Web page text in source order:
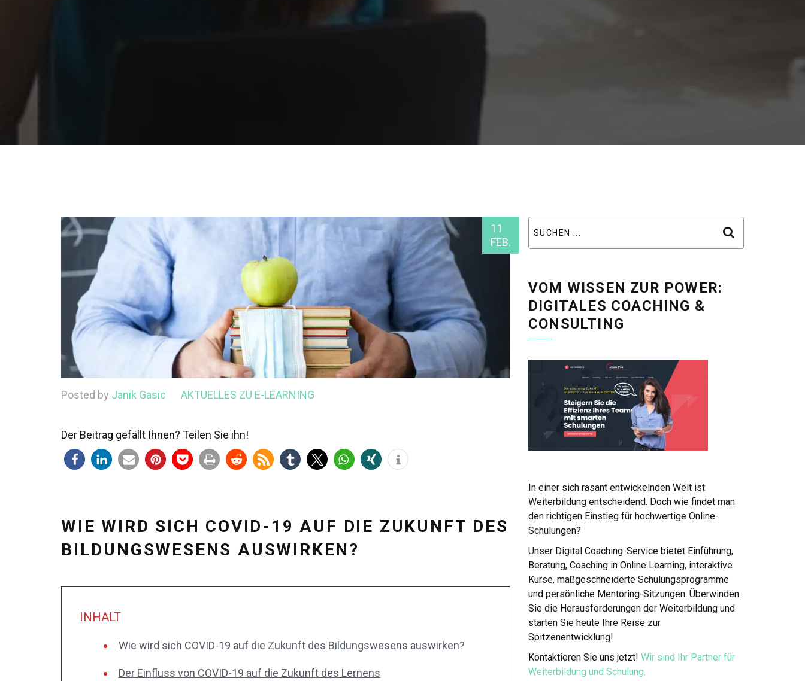
11
FEB.
Posted by Janik Gasic AKTUELLES ZU E-LEARNING
Der Beitrag gefällt Ihnen? Teilen Sie ihn!
WIE WIRD SICH COVID-19 AUF DIE ZUKUNFT DES
BILDUNGSWESENS AUSWIRKEN?
INHALT
Wie wird sich COVID-19 auf die Zukunft des Bildungswesens auswirken?
Der Einfluss von COVID-19 auf die Zukunft des Lernens
VOM WISSEN ZUR POWER:
DIGITALES COACHING &
CONSULTING
In einer sich rasant entwickelnden Welt ist
Weiterbildung entscheidend. Doch wie findet man
den richtigen Einstieg für hochwertige Online-
Schulungen?
Unser Digital Coaching-Service bietet Einführung,
Beratung, Coaching in Online Learning, interaktive
Kurse, maßgeschneiderte Schulungsprogramme
und persönliche Mentoring-Sitzungen. Überwinden
Sie die Herausforderungen der Weiterbildung und
starten Sie heute Ihre Reise zur
Spitzenentwicklung!
Kontaktieren Sie uns jetzt! Wir sind Ihr Partner für
Weiterbildung und Schulung.